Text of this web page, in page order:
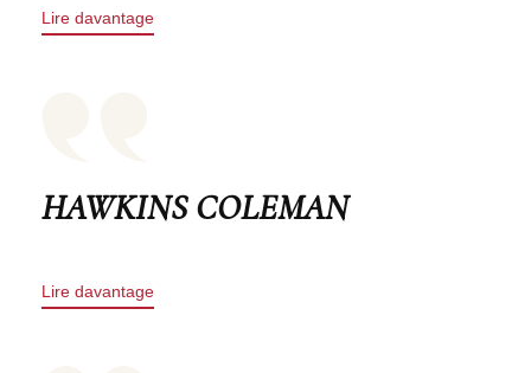
Lire davantage
HAWKINS COLEMAN
Lire davantage